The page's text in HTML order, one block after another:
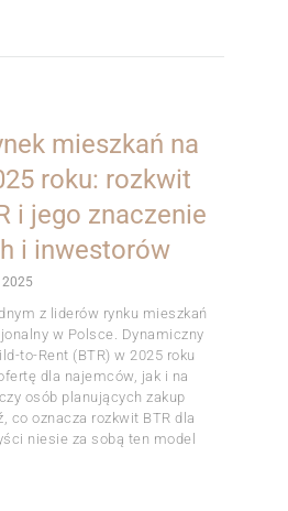
mieszkań na
roku: rozkwit
i jego znaczenie
i inwestorów
z liderów rynku mieszkań
w Polsce. Dynamiczny
to-Rent (BTR) w 2025 roku
dla najemców, jak i na
osób planujących zakup
co oznacza rozkwit BTR dla
niesie za sobą ten model